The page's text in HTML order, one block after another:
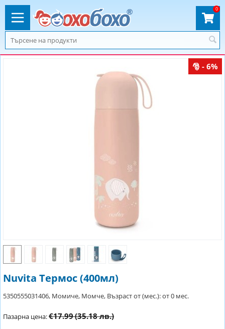
0
- 6%
Nuvita Термос (400мл)
5350555031406, Момиче, Момче, Възраст от (мес.): от 0 мес.
Пазарна цена:€17.99(35.18 лв.)